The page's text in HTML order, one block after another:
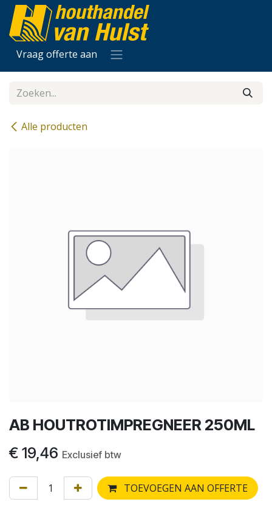
Overslaan naar inhoud
Vraag offerte aan
Alle producten
AB HOUTROTIMPREGNEER 250ML
€ 19,46 Exclusief btw
TOEVOEGEN AAN OFFERTE